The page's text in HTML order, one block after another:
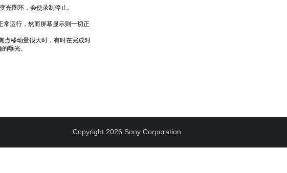
光圈环，会使录制停止。
常运行，然而屏幕显示则一切正
点移动量很大时，有时在完成对
曝光。
Copyright 2026 Sony Corporation